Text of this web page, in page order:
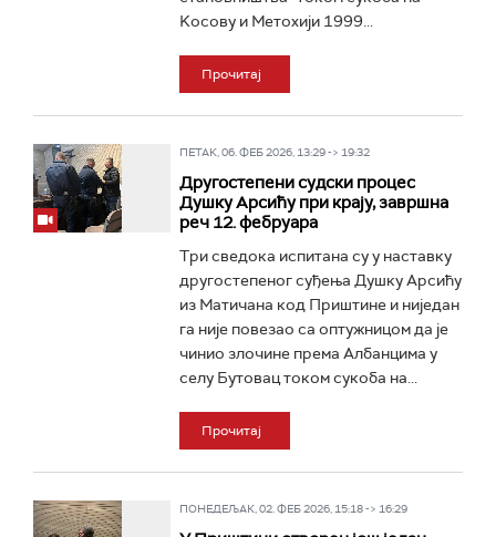
Kосову и Метохији 1999...
Прочитај
ПЕТАК, 06. ФЕБ 2026, 13:29 -> 19:32
Другостепени судски процес
Душку Арсићу при крају, завршна
реч 12. фебруара
Три сведока испитана су у наставку
другостепеног суђења Душку Арсићу
из Матичана код Приштине и ниједан
га није повезао са оптужницом да је
чинио злочине према Албанцима у
селу Бутовац током сукоба на...
Прочитај
ПОНЕДЕЉАК, 02. ФЕБ 2026, 15:18 -> 16:29